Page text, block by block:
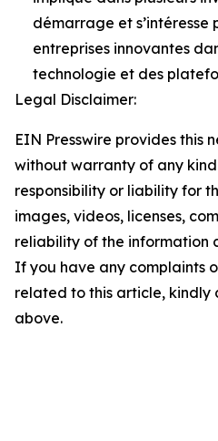
démarrage et
entreprises innovantes
technologie et des
Legal Disclaimer:
EIN Presswire provides this
without warranty of any
responsibility or liability for
images, videos, licenses,
reliability of the information
If you have any complaints
related to this article, kindly
above.